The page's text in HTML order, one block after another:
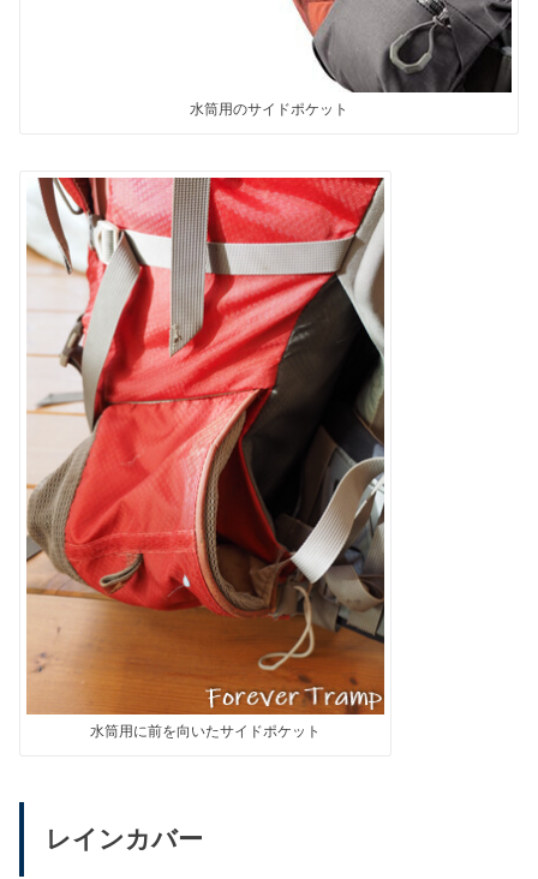
水筒用のサイドポケット
水筒用に前を向いたサイドポケット
レインカバー